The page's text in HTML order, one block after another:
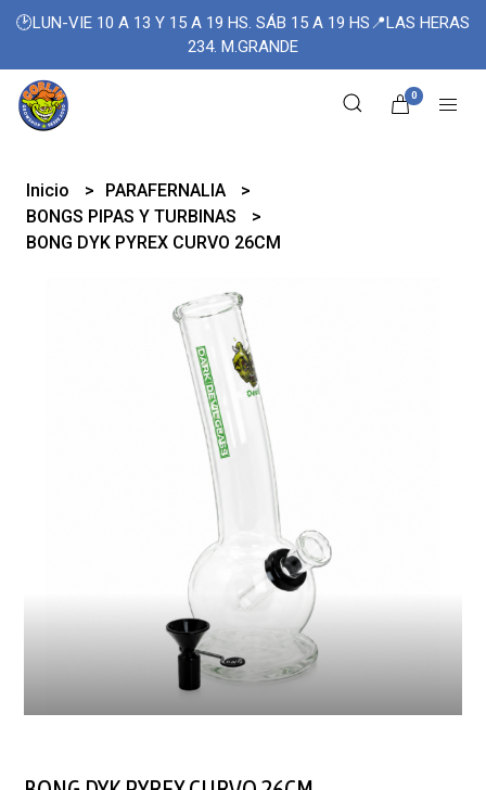
🕑LUN-VIE 10 A 13 Y 15 A 19 HS. SÁB 15 A 19 HS📍LAS HERAS
234. M.GRANDE
0
Inicio
PARAFERNALIA
BONGS PIPAS Y TURBINAS
BONG DYK PYREX CURVO 26CM